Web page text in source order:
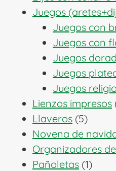
Juegos
Juegos con
Juegos con
Juegos
Juegos
Juegos
Lienzos impresos
Llaveros 55
Novena de
Organizadores
Pañoletas 11